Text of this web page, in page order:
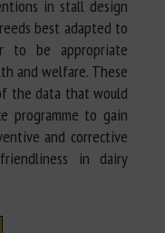
in stall design
best adapted to
to be appropriate
and welfare. These
the data that would
programme to gain
and corrective
in dairy